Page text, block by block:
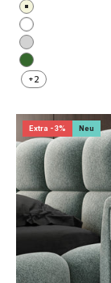
Beige
Weiß
Hellgrau
Grün
+2
Extra -3% Neu